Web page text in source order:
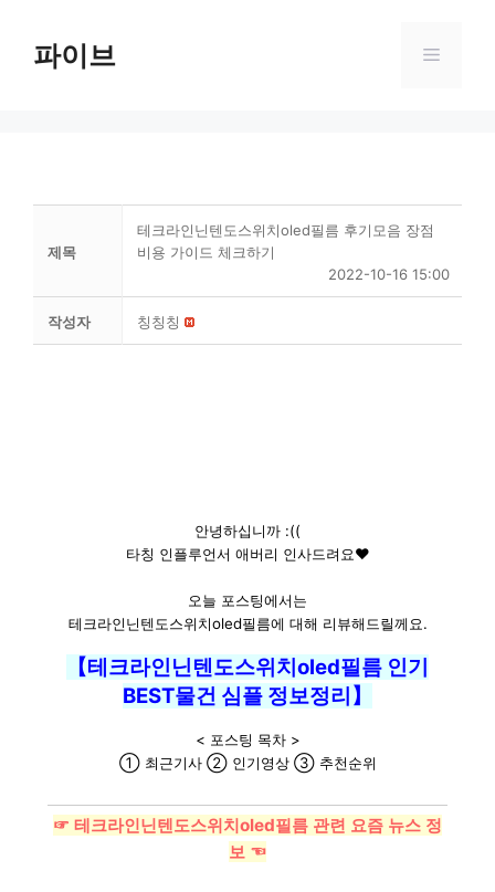
content파이브 Menu
제목
테크라인닌텐도스위치oled필름 후기모음 장점
비용 가이드 체크하기
2022-10-16 15:00
작성자 칭칭칭
안녕하십니까 :((
타칭 인플루언서 애버리 인사드려요♥
오늘 포스팅에서는
테크라인닌텐도스위치oled필름에 대해 리뷰해드릴께요.
【테크라인닌텐도스위치oled필름 인기
BEST물건 심플 정보정리】
< 포스팅 목차 >
① 최근기사 ② 인기영상 ③ 추천순위
☞ 테크라인닌텐도스위치oled필름 관련 요즘 뉴스 정
보 ☜